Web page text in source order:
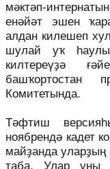
мәктәп-
енәйәт эшен
алдан килешеп
шулай уҡ
килтереүҙә
башҡортостан
Комитетында.
Тәфтиш
ноябрендә кадет
майҙанда
таба. Улар уны